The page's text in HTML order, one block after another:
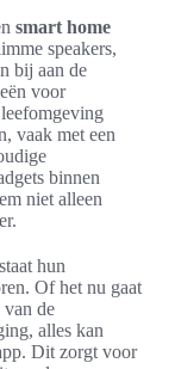
smart home
speakers,
bij aan de
voor
vaak met een
binnen
niet alleen
hun
Of het nu gaat
de
alles kan
Dit zorgt voor